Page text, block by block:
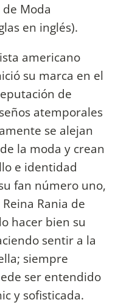
Moda
en inglés).
americano
su marca en el
de
atemporales
se alejan
la moda y crean
e identidad
fan número uno,
Rania de
hacer bien su
sentir a la
siempre
ser entendido
y sofisticada.